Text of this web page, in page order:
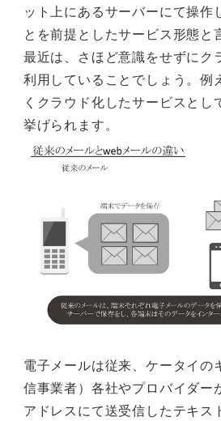
ット上にあるサーバーにて操作
とを前提としたサービス形態と
最近は、さほど意識をせずにク
利用していることでしょう。例
くクラウド化したサービスとし
挙げられます。
電子メールは従来、ケータイの
信事業者）各社やプロバイダー
アドレスにて送受信したテキス